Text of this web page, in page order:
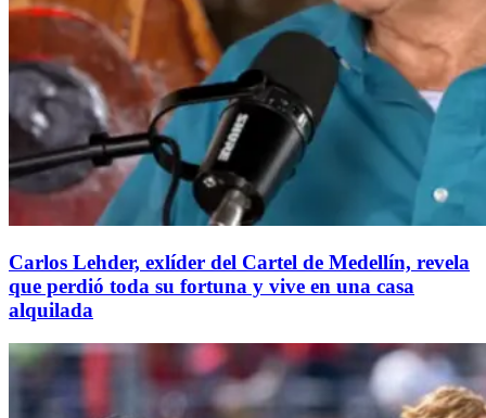
Carlos Lehder, exlíder del Cartel de Medellín, revela
que perdió toda su fortuna y vive en una casa
alquilada